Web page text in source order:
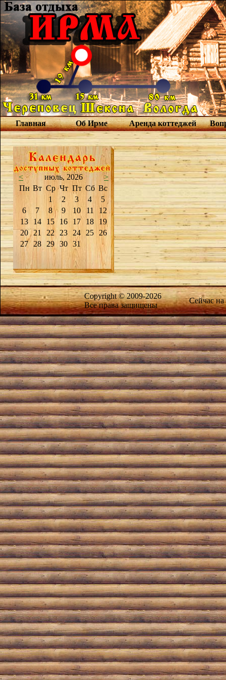
Главная Об Ирме Аренда коттеджей
< июль, 2026
>
Пн Вт Ср Чт Пт Сб Вс
1
2 3 4
5
6
7 8 9 10 11
12
13
14 15 16 17 18
19
20 21 22 23 24 25
26
27 28 29 30 31
Copyright © 2009-2026
Все права защищены
Сейчас